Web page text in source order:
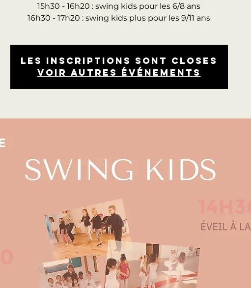
15h30 - 16h20 : swing kids pour les 6/8 ans
16h30 - 17h20 : swing kids plus pour les 9/11 ans
Les inscriptions sont closes
Voir autres événements